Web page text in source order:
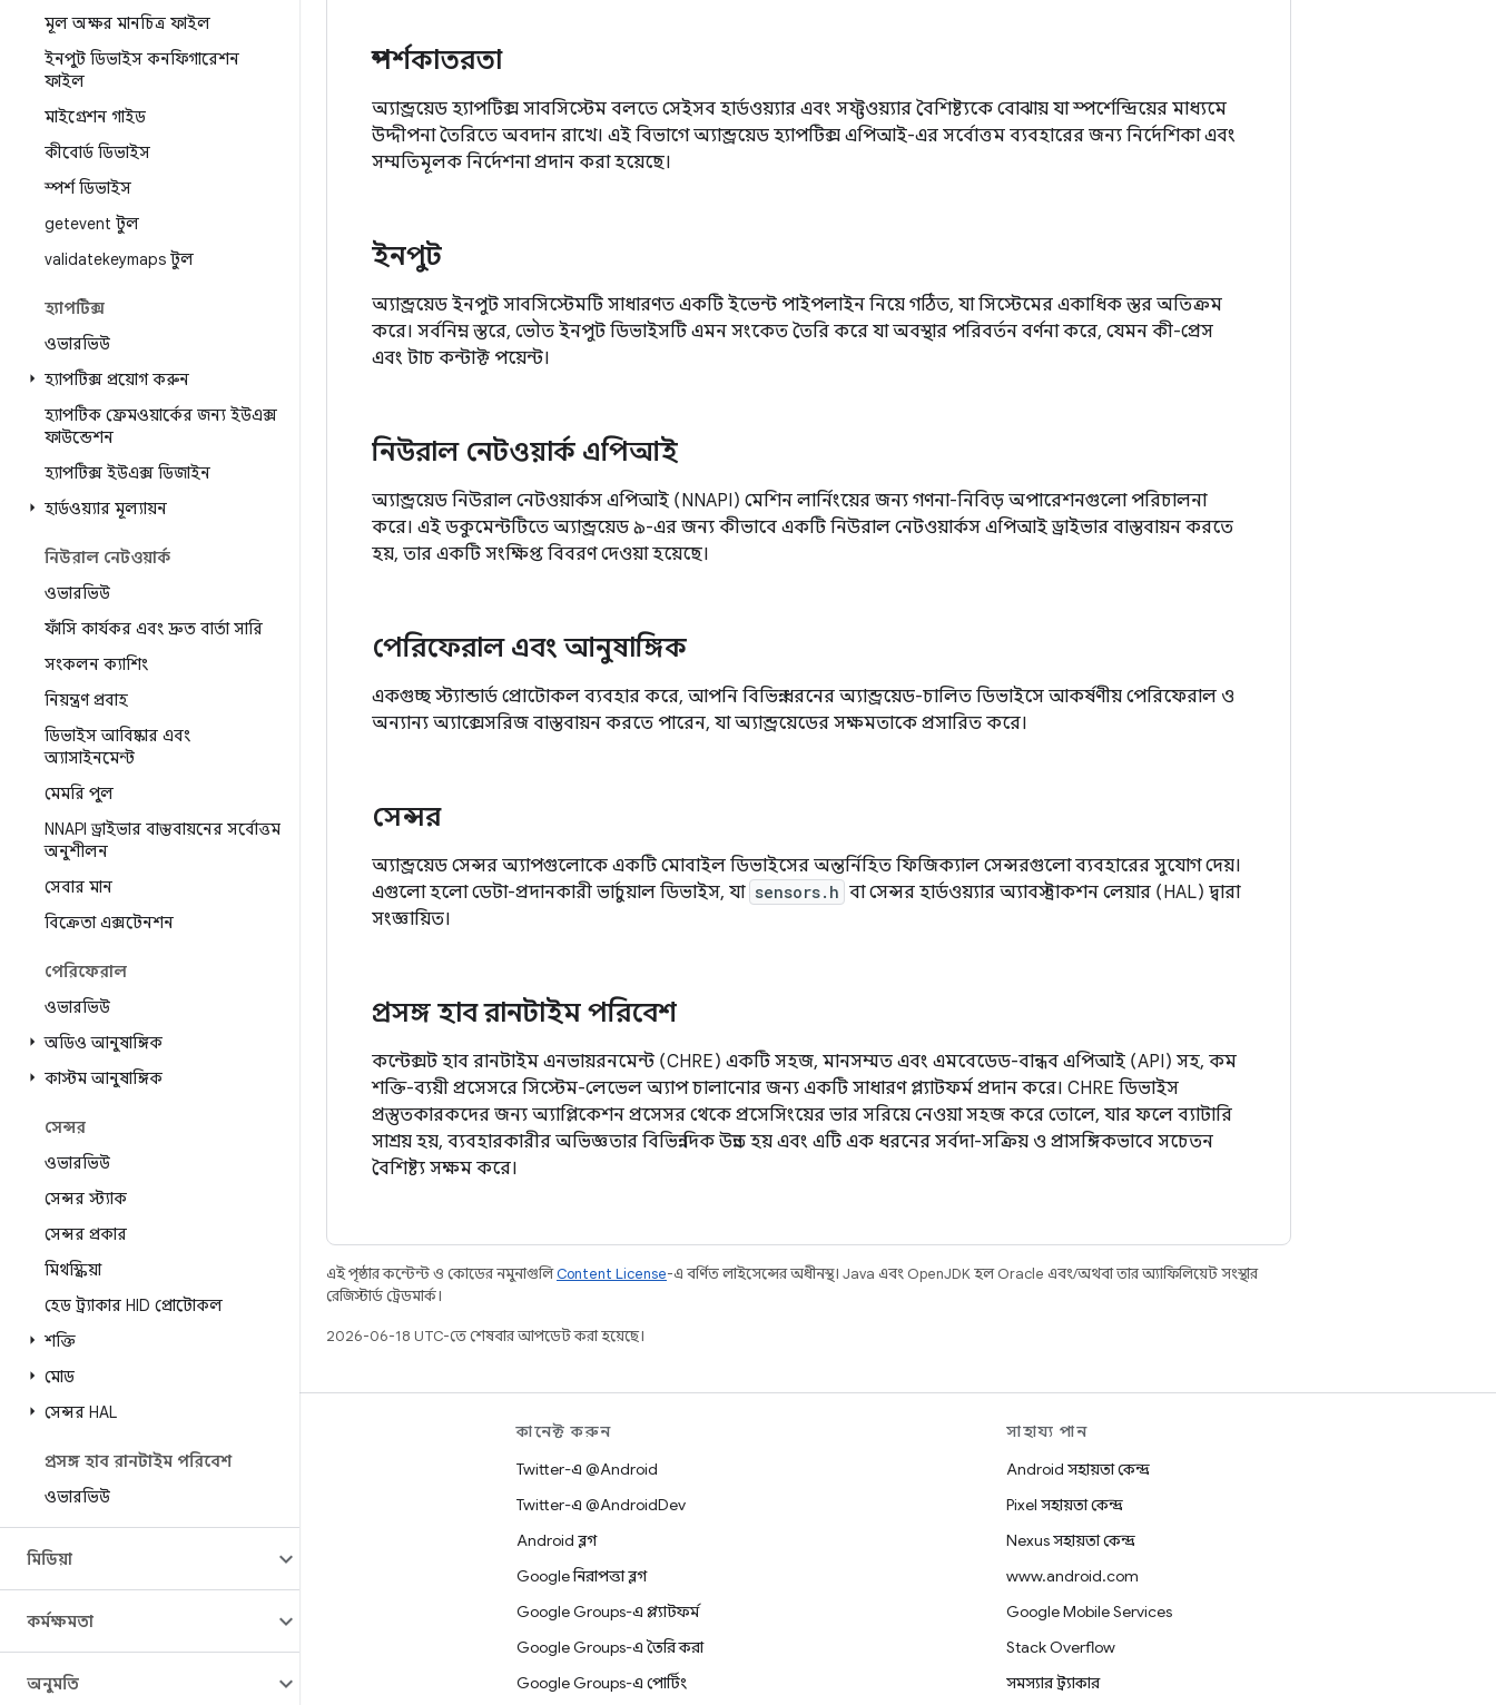
মূল অক্ষর মানচিত্র ফাইল
ইনপুট ডিভাইস কনফিগারেশন
ফাইল
মাইগ্রেশন গাইড
কীবোর্ড ডিভাইস
স্পর্শ ডিভাইস
getevent টুল
validatekeymaps টুল
হ্যাপটিক্স
ওভারভিউ
হ্যাপটিক্স প্রয়োগ করুন
হ্যাপটিক ফ্রেমওয়ার্কের জন্য ইউএক্স
ফাউন্ডেশন
হ্যাপটিক্স ইউএক্স ডিজাইন
হার্ডওয়্যার মূল্যায়ন
নিউরাল নেটওয়ার্ক
ওভারভিউ
ফাঁসি কার্যকর এবং দ্রুত বার্তা সারি
সংকলন ক্যাশিং
নিয়ন্ত্রণ প্রবাহ
ডিভাইস আবিষ্কার এবং
অ্যাসাইনমেন্ট
মেমরি পুল
NNAPI ড্রাইভার বাস্তবায়নের সর্বোত্তম
অনুশীলন
সেবার মান
বিক্রেতা এক্সটেনশন
পেরিফেরাল
ওভারভিউ
অডিও আনুষাঙ্গিক
কাস্টম আনুষাঙ্গিক
সেন্সর
ওভারভিউ
সেন্সর স্ট্যাক
সেন্সর প্রকার
মিথস্ক্রিয়া
হেড ট্র্যাকার HID প্রোটোকল
শক্তি
মোড
সেন্সর HAL
প্রসঙ্গ হাব রানটাইম পরিবেশ
ওভারভিউ
মিডিয়া
কর্মক্ষমতা
অনুমতি
স্পর্শকাতরতা
অ্যান্ড্রয়েড হ্যাপটিক্স সাবসিস্টেম বলতে সেইসব হার্ডওয়্যার এবং সফ্টওয়্যার বৈশিষ্ট্যকে বোঝায় যা স্পর্শেন্দ্রিয়ের মাধ্যমে
উদ্দীপনা তৈরিতে অবদান রাখে। এই বিভাগে অ্যান্ড্রয়েড হ্যাপটিক্স এপিআই-এর সর্বোত্তম ব্যবহারের জন্য নির্দেশিকা এবং
সম্মতিমূলক নির্দেশনা প্রদান করা হয়েছে।
ইনপুট
অ্যান্ড্রয়েড ইনপুট সাবসিস্টেমটি সাধারণত একটি ইভেন্ট পাইপলাইন নিয়ে গঠিত, যা সিস্টেমের একাধিক স্তর অতিক্রম
করে। সর্বনিম্ন স্তরে, ভৌত ইনপুট ডিভাইসটি এমন সংকেত তৈরি করে যা অবস্থার পরিবর্তন বর্ণনা করে, যেমন কী-প্রেস
এবং টাচ কন্টাক্ট পয়েন্ট।
নিউরাল নেটওয়ার্ক এপিআই
অ্যান্ড্রয়েড নিউরাল নেটওয়ার্কস এপিআই (NNAPI) মেশিন লার্নিংয়ের জন্য গণনা-নিবিড় অপারেশনগুলো পরিচালনা
করে। এই ডকুমেন্টটিতে অ্যান্ড্রয়েড ৯-এর জন্য কীভাবে একটি নিউরাল নেটওয়ার্কস এপিআই ড্রাইভার বাস্তবায়ন করতে
হয়, তার একটি সংক্ষিপ্ত বিবরণ দেওয়া হয়েছে।
পেরিফেরাল এবং আনুষাঙ্গিক
একগুচ্ছ স্ট্যান্ডার্ড প্রোটোকল ব্যবহার করে, আপনি বিভিন্ন ধরনের অ্যান্ড্রয়েড-চালিত ডিভাইসে আকর্ষণীয় পেরিফেরাল ও
অন্যান্য অ্যাক্সেসরিজ বাস্তবায়ন করতে পারেন, যা অ্যান্ড্রয়েডের সক্ষমতাকে প্রসারিত করে।
সেন্সর
অ্যান্ড্রয়েড সেন্সর অ্যাপগুলোকে একটি মোবাইল ডিভাইসের অন্তর্নিহিত ফিজিক্যাল সেন্সরগুলো ব্যবহারের সুযোগ দেয়।
এগুলো হলো ডেটা-প্রদানকারী ভার্চুয়াল ডিভাইস, যা sensors.h বা সেন্সর হার্ডওয়্যার অ্যাবস্ট্রাকশন লেয়ার (HAL) দ্বারা
সংজ্ঞায়িত।
প্রসঙ্গ হাব রানটাইম পরিবেশ
কন্টেক্সট হাব রানটাইম এনভায়রনমেন্ট (CHRE) একটি সহজ, মানসম্মত এবং এমবেডেড-বান্ধব এপিআই (API) সহ, কম
শক্তি-ব্যয়ী প্রসেসরে সিস্টেম-লেভেল অ্যাপ চালানোর জন্য একটি সাধারণ প্ল্যাটফর্ম প্রদান করে। CHRE ডিভাইস
প্রস্তুতকারকদের জন্য অ্যাপ্লিকেশন প্রসেসর থেকে প্রসেসিংয়ের ভার সরিয়ে নেওয়া সহজ করে তোলে, যার ফলে ব্যাটারি
সাশ্রয় হয়, ব্যবহারকারীর অভিজ্ঞতার বিভিন্ন দিক উন্নত হয় এবং এটি এক ধরনের সর্বদা-সক্রিয় ও প্রাসঙ্গিকভাবে সচেতন
বৈশিষ্ট্য সক্ষম করে।
এই পৃষ্ঠার কন্টেন্ট ও কোডের নমুনাগুলিContent License-এ বর্ণিত লাইসেন্সের অধীনস্থ। Java এবং OpenJDK হল Oracle এবং/অথবা তার অ্যাফিলিয়েট সংস্থার
রেজিস্টার্ড ট্রেডমার্ক।
2026-06-18 UTC-তে শেষবার আপডেট করা হয়েছে।
Android স্টোরেজ
প্রয়োজনীয়তা
ফ্যাক্টরি ইমেজ
ড্রাইভার বাইনারি
GitHub
কানেক্ট করুন
Twitter-এ @Android
Twitter-এ @AndroidDev
Android ব্লগ
Google নিরাপত্তা ব্লগ
Google Groups-এ প্ল্যাটফর্ম
Google Groups-এ তৈরি করা
Google Groups-এ পোর্টিং
সাহায্য পান
Android সহায়তা কেন্দ্র
Pixel সহায়তা কেন্দ্র
Nexus সহায়তা কেন্দ্র
www.android.com
Google Mobile Services
Stack Overflow
সমস্যার ট্র্যাকার